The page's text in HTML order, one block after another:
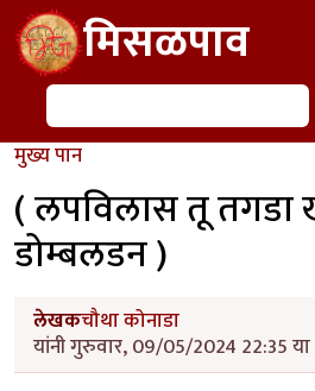
Skip to main contentमिसळपाव
शोध
मुख्य पान
( लपविलास तू तगडा
डोम्बलडन )
लेखकचौथा कोनाडा
यांनी गुरुवार, 09/05/2024 22:35